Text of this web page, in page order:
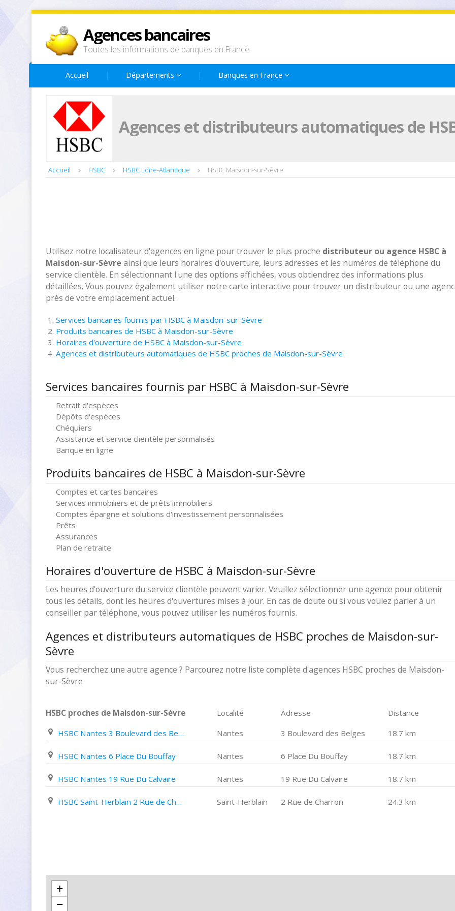
Agences bancaires
Toutes les informations de banques en France
Accueil Départements Banques en France
Agences et distributeurs automatiques de
Accueil HSBC HSBC Loire-Atlantique HSBC Maisdon-sur-Sèvre
Utilisez notre localisateur d'agences en ligne pour trouver le plus proche distributeur ou agence HSBC à
Maisdon-sur-Sèvre ainsi que leurs horaires d'ouverture, leurs adresses et les numéros de téléphone du
service clientèle. En sélectionnant l'une des options affichées, vous obtiendrez des informations plus
détaillées. Vous pouvez également utiliser notre carte interactive pour trouver un distributeur ou une
près de votre emplacement actuel.
Services bancaires fournis par HSBC à Maisdon-sur-Sèvre
Produits bancaires de HSBC à Maisdon-sur-Sèvre
Horaires d'ouverture de HSBC à Maisdon-sur-Sèvre
Agences et distributeurs automatiques de HSBC proches de Maisdon-sur-Sèvre
Services bancaires fournis par HSBC à Maisdon-sur-Sèvre
Retrait d'espèces
Dépôts d'espèces
Chéquiers
Assistance et service clientèle personnalisés
Banque en ligne
Produits bancaires de HSBC à Maisdon-sur-Sèvre
Comptes et cartes bancaires
Services immobiliers et de prêts immobiliers
Comptes épargne et solutions d'investissement personnalisées
Prêts
Assurances
Plan de retraite
Horaires d'ouverture de HSBC à Maisdon-sur-Sèvre
Les heures d'ouverture du service clientèle peuvent varier. Veuillez sélectionner une agence pour obtenir
tous les détails, dont les heures d'ouvertures mises à jour. En cas de doute ou si vous voulez parler à un
conseiller par téléphone, vous pouvez utiliser les numéros fournis.
Agences et distributeurs automatiques de HSBC proches de Maisdon-sur-
Sèvre
Vous recherchez une autre agence ? Parcourez notre liste complète d'agences HSBC proches de Maisdon-
sur-Sèvre
HSBC proches de Maisdon-sur-Sèvre Localité Adresse
Distance
HSBC Nantes 3 Boulevard des Belges
Nantes 3 Boulevard des Belges 18.7 km
HSBC Nantes 6 Place Du Bouffay Nantes 6 Place Du Bouffay 18.7 km
HSBC Nantes 19 Rue Du Calvaire Nantes 19 Rue Du Calvaire 18.7 km
HSBC Saint-Herblain 2 Rue de Charron Saint-Herblain 2 Rue de Charron 24.3 km
+
−